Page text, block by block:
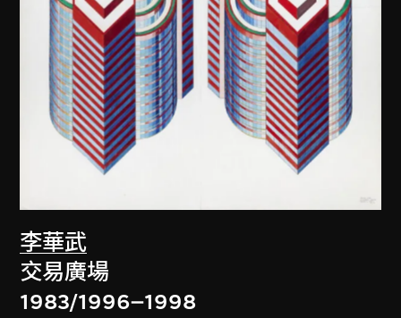
李華武
交易廣場
1983/1996–1998